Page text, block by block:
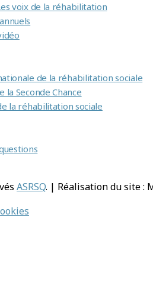
voix de la réhabilitation
de la réhabilitation sociale
la Seconde Chance
la réhabilitation sociale
ASRSQ. | Réalisation du site :